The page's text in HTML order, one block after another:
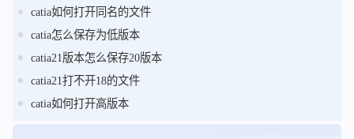
catia如何打开同名的文件
catia怎么保存为低版本
catia21版本怎么保存20版本
catia21打不开18的文件
catia如何打开高版本